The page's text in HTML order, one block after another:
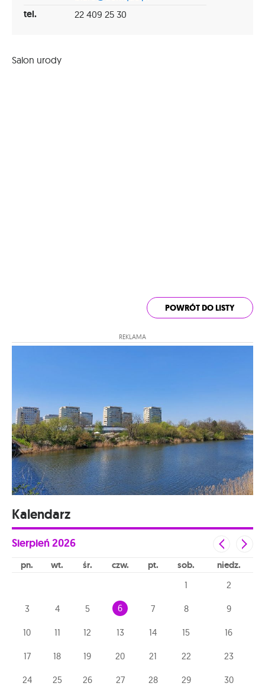
tel. 22 409 25 30
Salon urody
POWRÓT DO LISTY
REKLAMA
Kalendarz
Sierpień2026
pn wt śr czw pt sob niedz
1 2
3 4 5 6 7 8 9
10 11 12 13 14 15 16
17 18 19 20 21 22 23
24 25 26 27 28 29 30